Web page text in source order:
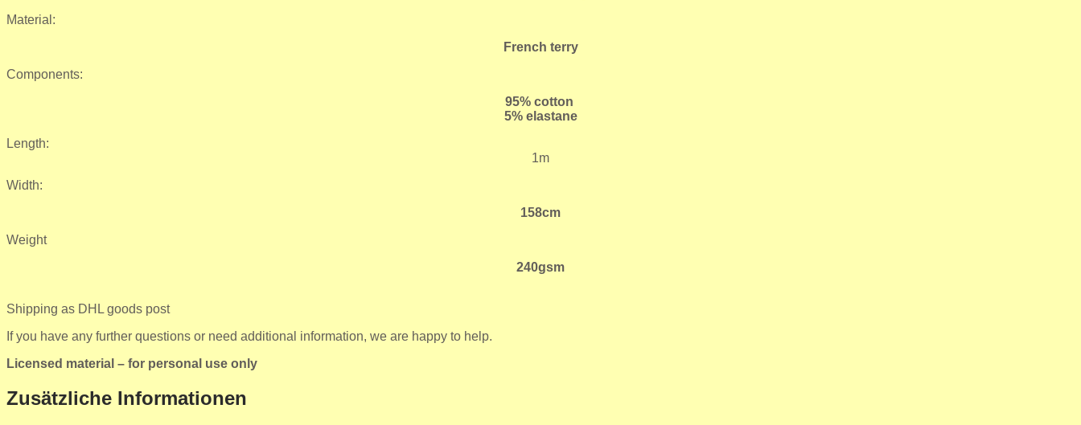
Material:
French terry
Components:
95% cotton
5% elastane
Length:
1m
Width:
158cm
Weight
240gsm
Shipping as DHL goods post
If you have any further questions or need additional information, we are happy to help.
Licensed material – for personal use only
Zusätzliche Informationen